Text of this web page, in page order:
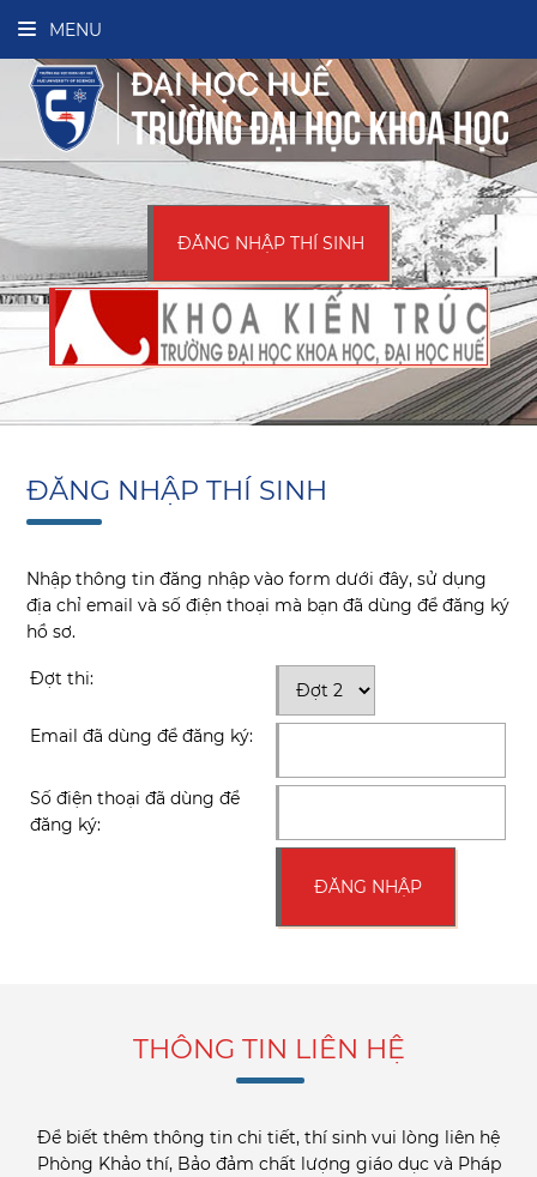
MENU
ĐĂNG NHẬP THÍ SINH
ĐĂNG NHẬP THÍ SINH
Nhập thông tin đăng nhập vào form dưới đây, sử dụng
địa chỉ email và số điện thoại mà bạn đã dùng để đăng ký
hồ sơ.
Đợt thi:
Email đã dùng để đăng ký:
Số điện thoại đã dùng để
đăng ký:
THÔNG TIN LIÊN HỆ
Để biết thêm thông tin chi tiết, thí sinh vui lòng liên hệ
Phòng Khảo thí, Bảo đảm chất lượng giáo dục và Pháp